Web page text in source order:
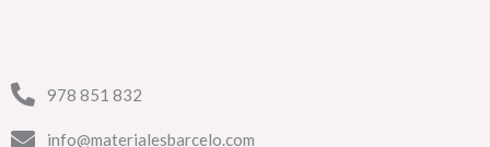
978 851 832
info@materialesbarcelo.com